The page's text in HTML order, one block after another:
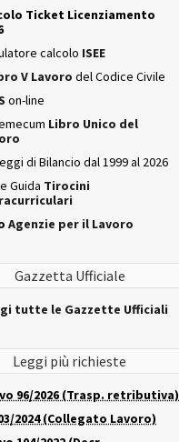
Ticket Licenziamento
calcolo ISEE
V Lavoro del Codice Civile
on-line
Libro Unico del
di Bilancio dal 1999 al 2026
Guida Tirocini
Agenzie per il Lavoro
Gazzetta Ufficiale
tutte le Gazzette Ufficiali
Leggi più richieste
96/2026 (Trasp. retributiva)
2024 (Collegato Lavoro)